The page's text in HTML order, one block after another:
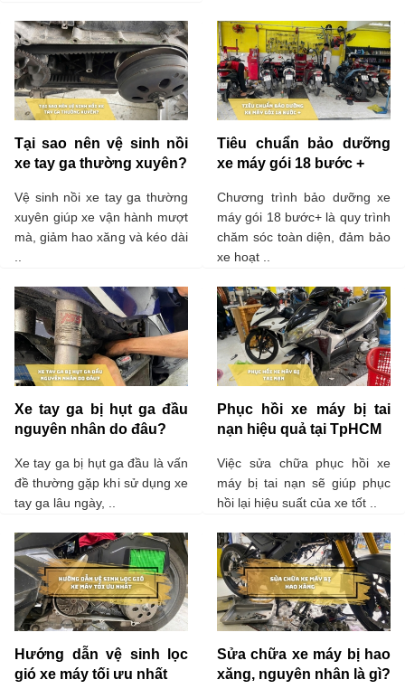
Tại sao nên vệ sinh nồi
xe tay ga thường xuyên?
Vệ sinh nồi xe tay ga thường
xuyên giúp xe vận hành mượt
mà, giảm hao xăng và kéo dài
Tiêu chuẩn bảo dưỡng
xe máy gói 18 bước +
Chương trình bảo dưỡng xe
máy gói 18 bước+ là quy trình
chăm sóc toàn diện, đảm bảo
xe hoạt ..
Xe tay ga bị hụt ga đầu
nguyên nhân do đâu?
Xe tay ga bị hụt ga đầu là vấn
đề thường gặp khi sử dụng xe
tay ga lâu ngày, ..
Phục hồi xe máy bị tai
nạn hiệu quả tại TpHCM
Việc sửa chữa phục hồi xe
máy bị tai nạn sẽ giúp phục
hồi lại hiệu suất của xe tốt ..
Hướng dẫn vệ sinh lọc
gió xe máy tối ưu nhất
Sửa chữa xe máy bị hao
xăng, nguyên nhân là gì?